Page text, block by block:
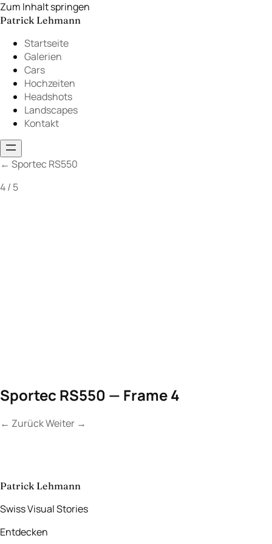
Zum Inhalt springen
Patrick Lehmann
Startseite
Galerien
Cars
Hochzeiten
Headshots
Landscapes
Kontakt
← Sportec RS550
4 / 5
Sportec RS550 — Frame 4
← ZurückWeiter →
aufnehmen→
Patrick Lehmann
Swiss Visual Stories
Entdecken